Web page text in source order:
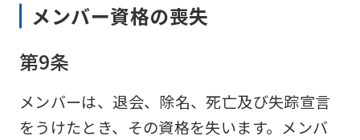
メンバー資格の喪失
第9条
メンバーは、退会、除名、死亡及び失踪宣言
をうけたとき、その資格を失います。メンバ